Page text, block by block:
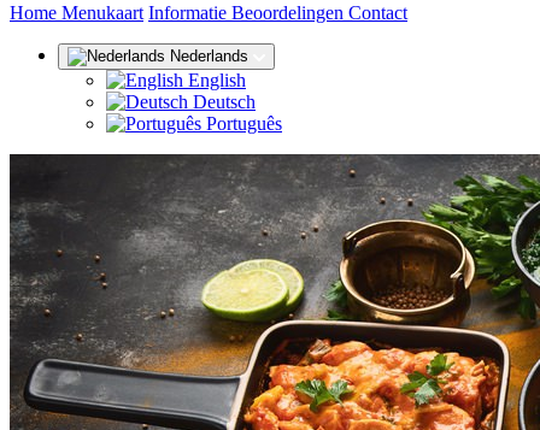
Home (huidige)
Menukaart Informatie Beoordelingen Contact
Nederlands
English
Deutsch
Português